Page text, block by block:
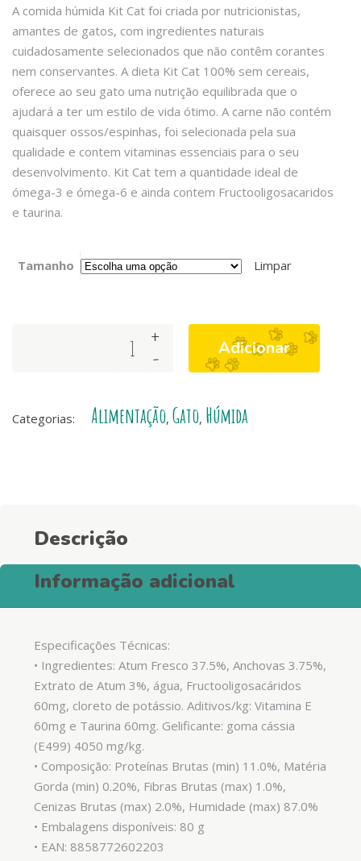
A comida húmida Kit Cat foi criada por nutricionistas,
amantes de gatos, com ingredientes naturais
cuidadosamente selecionados que não contêm corantes
nem conservantes. A dieta Kit Cat 100% sem cereais,
oferece ao seu gato uma nutrição equilibrada que o
ajudará a ter um estilo de vida ótimo. A carne não contém
quaisquer ossos/espinhas, foi selecionada pela sua
qualidade e contem vitaminas essenciais para o seu
desenvolvimento. Kit Cat tem a quantidade ideal de
ómega-3 e ómega-6 e ainda contem Fructooligosacaridos
e taurina.
Tamanho Limpar
e
-
+ Adicionar
Categorias: Alimentação, Gato, Húmida
Descrição
Informação adicional
Especificações Técnicas:
• Ingredientes: Atum Fresco 37.5%, Anchovas 3.75%,
Extrato de Atum 3%, água, Fructooligosacáridos
60mg, cloreto de potássio. Aditivos/kg: Vitamina E
60mg e Taurina 60mg. Gelificante: goma cássia
(E499) 4050 mg/kg.
• Composição: Proteínas Brutas (min) 11.0%, Matéria
Gorda (min) 0.20%, Fibras Brutas (max) 1.0%,
Cenizas Brutas (max) 2.0%, Humidade (max) 87.0%
• Embalagens disponíveis: 80 g
• EAN: 8858772602203